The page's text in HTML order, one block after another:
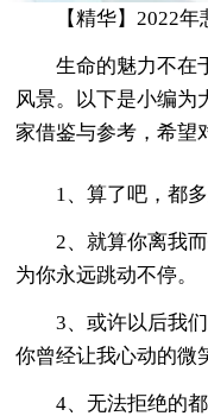
【精华】2022
生命的魅力不在
风景。以下是小编为
家借鉴与参考，希望
1、算了吧，都
2、就算你离我
为你永远跳动不停。
3、或许以后我
你曾经让我心动的微
4、无法拒绝的